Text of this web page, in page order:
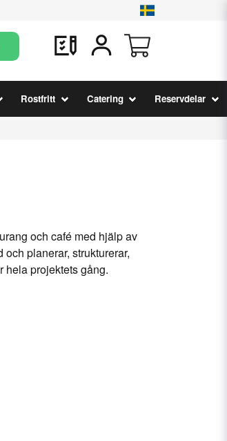
Rostfritt Catering Reservdelar
och café med hjälp av
planerar, strukturerar,
hela projektets gång.